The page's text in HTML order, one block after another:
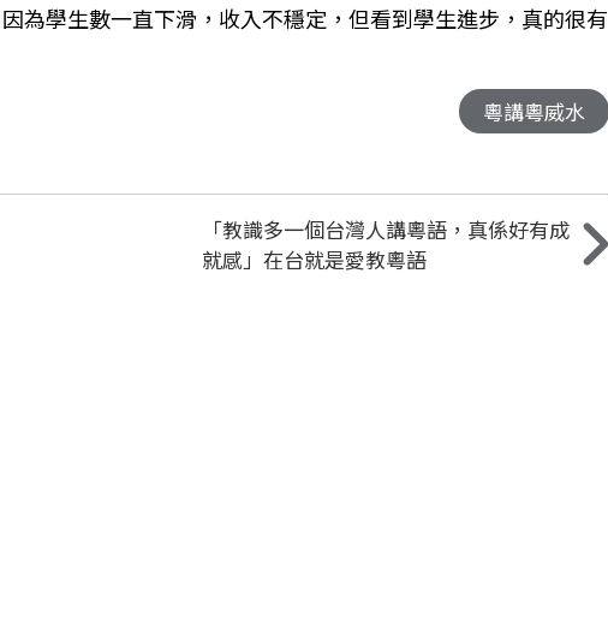
為學生數一直下滑，收入不穩定，但看到學生進步，真的很有
粵講粵威水
「教識多一個台灣人講粵語，真係好有成
就感」在台就是愛教粵語